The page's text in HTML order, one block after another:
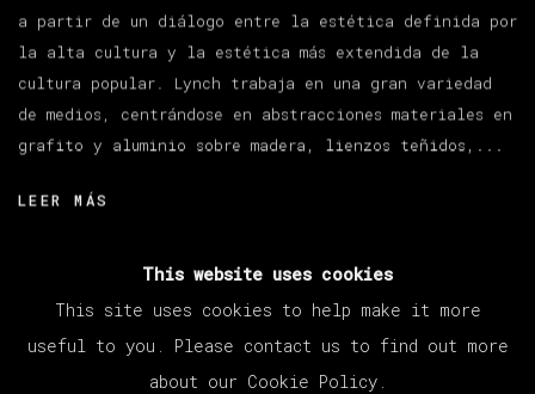
a partir de un diálogo entre la estética definida por
la alta cultura y la estética más extendida de la
cultura popular. Lynch trabaja en una gran variedad
de medios, centrándose en abstracciones materiales en
grafito y aluminio sobre madera, lienzos teñidos,...
LEER MÁS
This website uses cookies
This site uses cookies to help make it more
useful to you. Please contact us to find out more
about our Cookie Policy.